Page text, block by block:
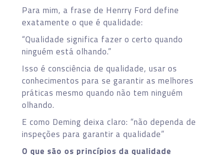
Para mim, a frase de Henrry Ford define
exatamente o que é qualidade:
“Qualidade significa fazer o certo quando
ninguém está olhando.”
Isso é consciência de qualidade, usar os
conhecimentos para se garantir as melhores
práticas mesmo quando não tem ninguém
olhando.
E como Deming deixa claro: “não dependa de
inspeções para garantir a qualidade”
O que são os princípios da qualidade